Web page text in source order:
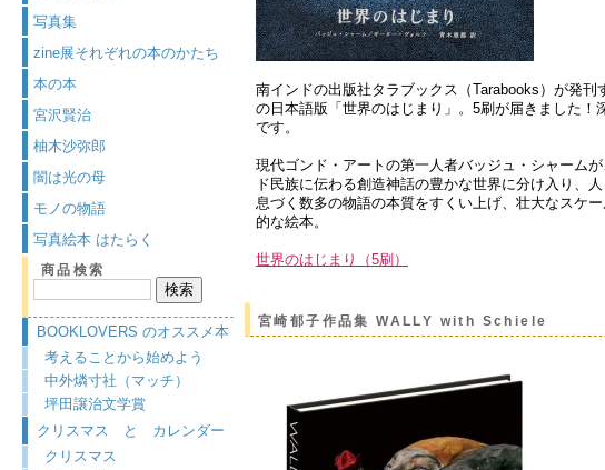
写真集
zine展それぞれの本のかたち
本の本
宮沢賢治
柚木沙弥郎
闇は光の母
モノの物語
写真絵本 はたらく
商品検索
BOOKLOVERS のオススメ本
考えることから始めよう
中外燐寸社（マッチ）
坪田譲治文学賞
クリスマス と カレンダー
クリスマス
南インドの出版社タラブックス（Tarabooks）が発刊
の日本語版「世界のはじまり」。5刷が届きました！
です。
現代ゴンド・アートの第一人者バッジュ・シャーム
ド民族に伝わる創造神話の豊かな世界に分け入り、
息づく数多の物語の本質をすくい上げ、壮大なスケ
的な絵本。
世界のはじまり（5刷）
宮崎郁子作品集 WALLY with Schiele